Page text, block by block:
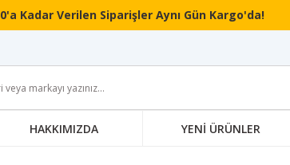
Kadar Verilen Siparişler Aynı Gün Kargo'da!
HAKKIMIZDA YENİ ÜRÜNLER